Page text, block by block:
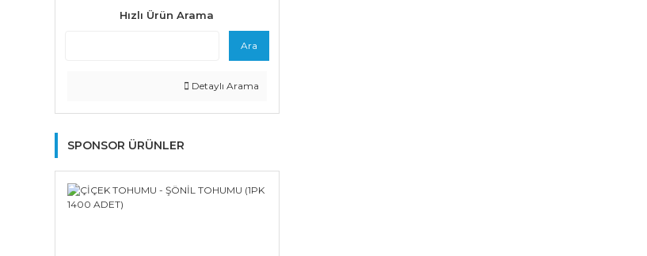
Hızlı Ürün Arama
Ara
Detaylı Arama
SPONSOR ÜRÜNLER